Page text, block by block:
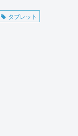
タブレット